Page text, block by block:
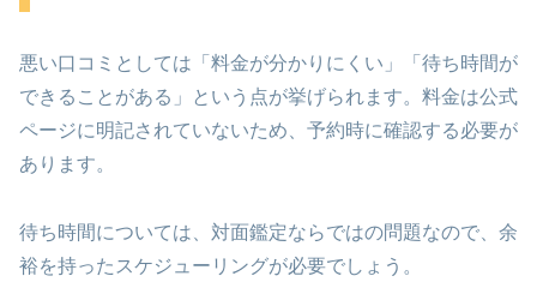
悪い口コミとしては「料金が分かりにくい」「待ち時間が
できることがある」という点が挙げられます。料金は公式
ページに明記されていないため、予約時に確認する必要が
あります。
待ち時間については、対面鑑定ならではの問題なので、余
裕を持ったスケジューリングが必要でしょう。